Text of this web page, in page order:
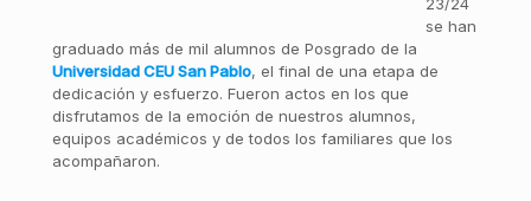
se han
graduado más de mil alumnos de Posgrado de la
Universidad CEU San Pablo, el final de una etapa de
dedicación y esfuerzo. Fueron actos en los que
disfrutamos de la emoción de nuestros alumnos,
equipos académicos y de todos los familiares que los
acompañaron.